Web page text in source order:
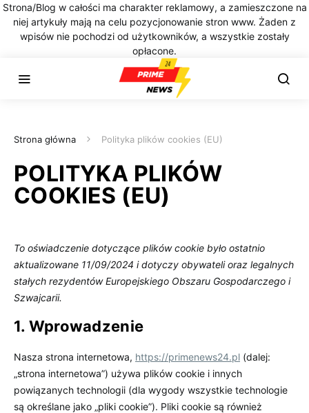
Strona/Blog w całości ma charakter reklamowy, a zamieszczone na
niej artykuły mają na celu pozycjonowanie stron www. Żaden z
wpisów nie pochodzi od użytkowników, a wszystkie zostały
opłacone.
Strona główna Polityka plików cookies (EU)
POLITYKA PLIKÓW
COOKIES (EU)
To oświadczenie dotyczące plików cookie było ostatnio
aktualizowane 11/09/2024 i dotyczy obywateli oraz legalnych
stałych rezydentów Europejskiego Obszaru Gospodarczego i
Szwajcarii.
1. Wprowadzenie
Nasza strona internetowa, https://primenews24.pl (dalej:
„strona internetowa”) używa plików cookie i innych
powiązanych technologii (dla wygody wszystkie technologie
są określane jako „pliki cookie”). Pliki cookie są również